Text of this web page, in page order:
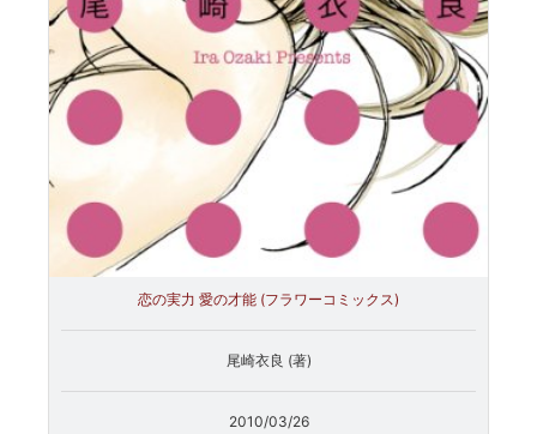
恋の実力 愛の才能 (フラワーコミックス)
尾崎衣良 (著)
2010/03/26